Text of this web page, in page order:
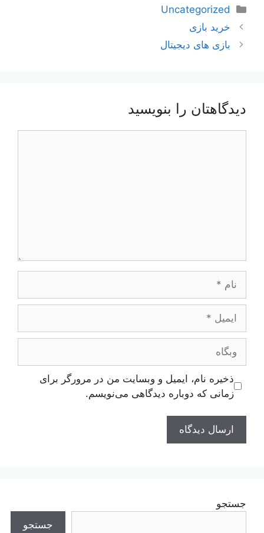
دسته‌ها
Uncategorized
ناوبری
نوشته‌ها
خرید بازی
بازی های دیجیتال
دیدگاهتان را بنویسید
وبگاه
ذخیره نام، ایمیل و وبسایت من در مرورگر برای
زمانی که دوباره دیدگاهی می‌نویسم.
جستجو
جستجو